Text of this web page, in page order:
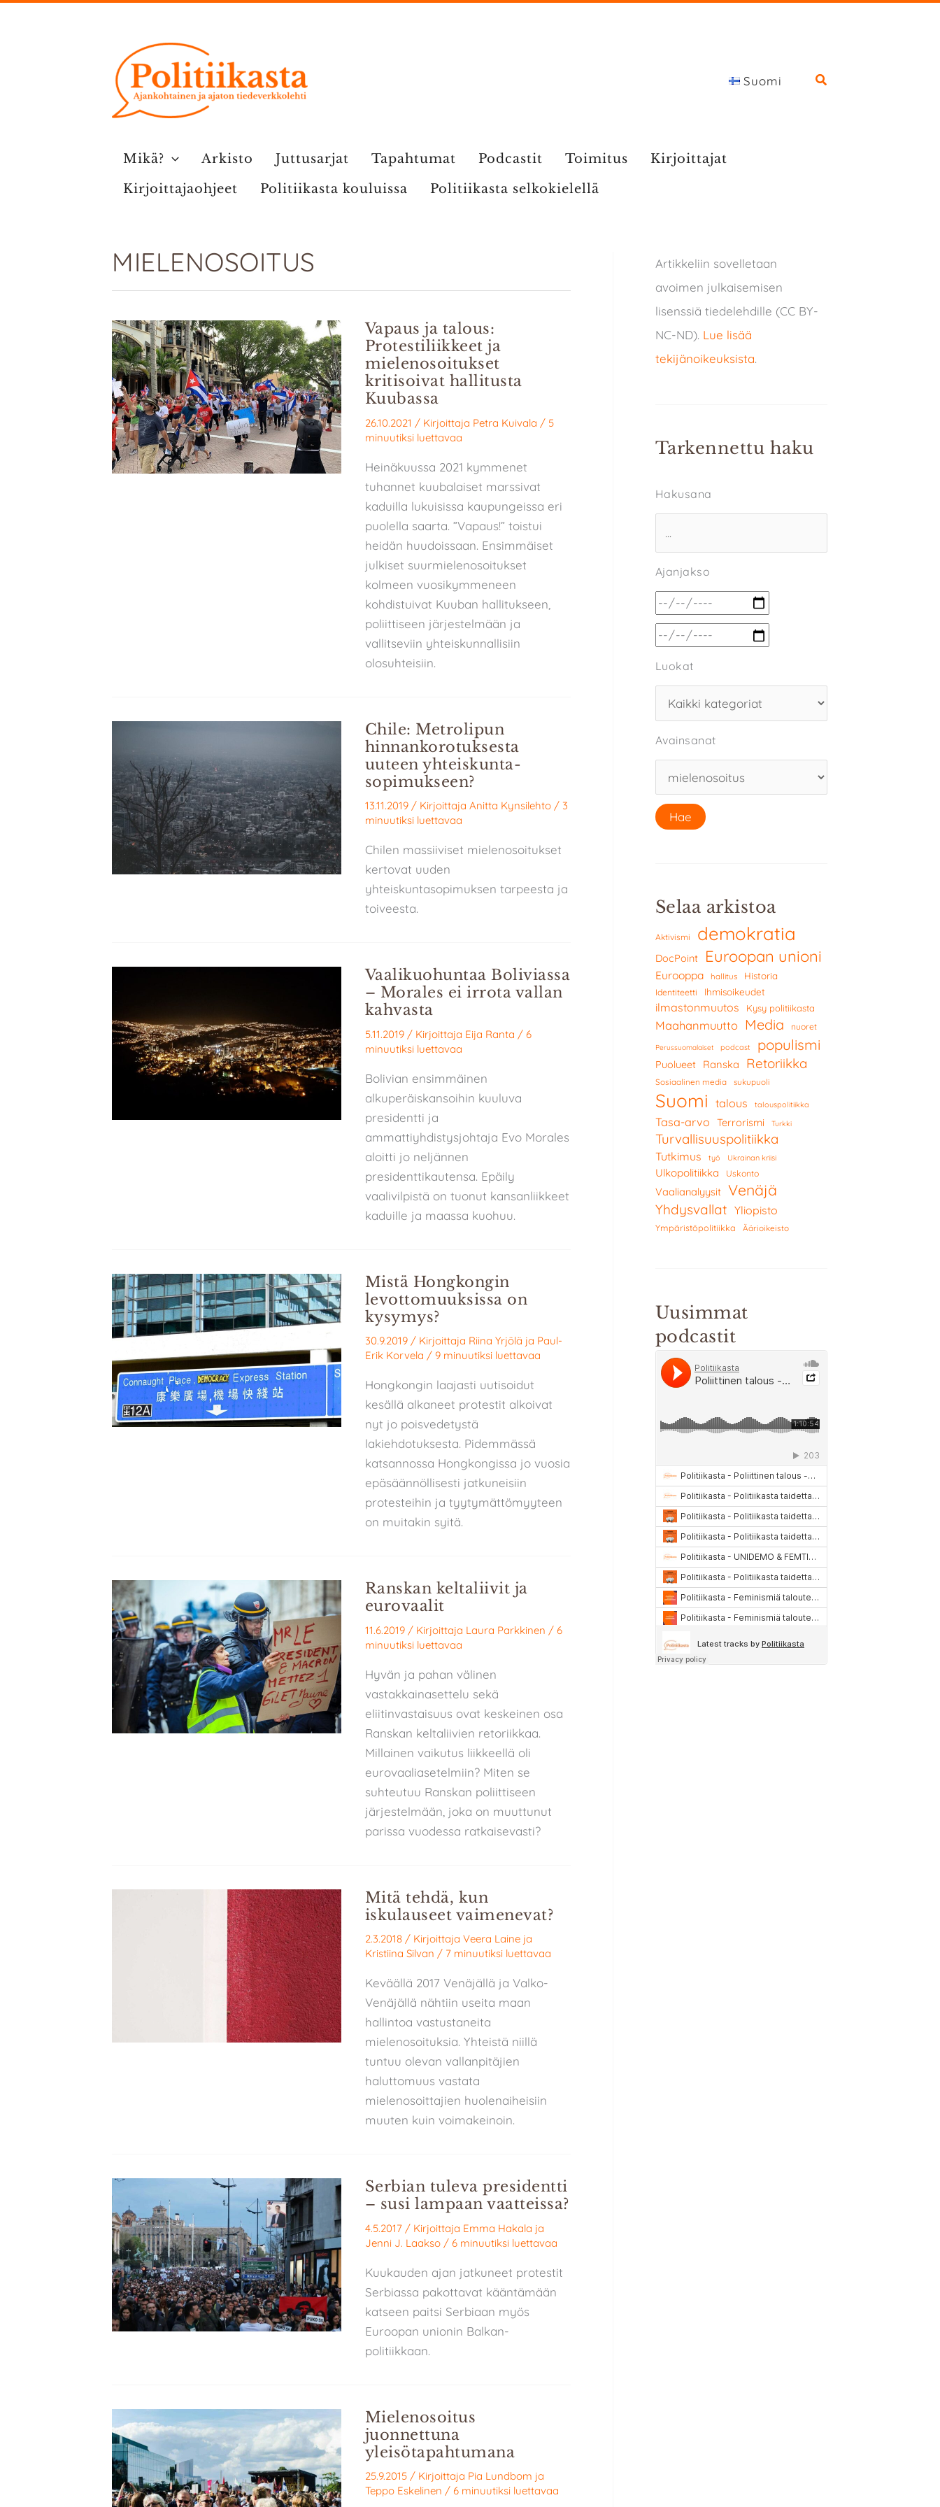
Suomi
Mikä? Arkisto Juttusarjat Tapahtumat Podcastit Toimitus
Kirjoittajat
Kirjoittajaohjeet
Politiikasta kouluissa Politiikasta selkokielellä
MIELENOSOITUS
Vapaus ja talous:
Protestiliikkeet ja
mielenosoitukset
kritisoivat hallitusta
Kuubassa
26.10.2021 / Kirjoittaja Petra Kuivala / 5
minuutiksi luettavaa
Heinäkuussa 2021 kymmenet
tuhannet kuubalaiset marssivat
kaduilla lukuisissa kaupungeissa eri
puolella saarta. ”Vapaus!” toistui
heidän huudoissaan. Ensimmäiset
julkiset suurmielenosoitukset
kolmeen vuosikymmeneen
kohdistuivat Kuuban hallitukseen,
poliittiseen järjestelmään ja
vallitseviin yhteiskunnallisiin
olosuhteisiin.
Chile: Metrolipun
hinnan­korotuksesta
uuteen yhteiskunta­
sopimukseen?
13.11.2019 / Kirjoittaja Anitta Kynsilehto/ 3
minuutiksi luettavaa
Chilen massiiviset mielenosoitukset
kertovat uuden
yhteiskuntasopimuksen tarpeesta ja
toiveesta.
Vaalikuohuntaa Boliviassa
– Morales ei irrota vallan
kahvasta
5.11.2019 / Kirjoittaja Eija Ranta / 6
minuutiksi luettavaa
Bolivian ensimmäinen
alkuperäiskansoihin kuuluva
presidentti ja
ammattiyhdistysjohtaja Evo Morales
aloitti jo neljännen
presidenttikautensa. Epäily
vaalivilpistä on tuonut kansanliikkeet
kaduille ja maassa kuohuu.
Mistä Hongkongin
levottomuuksissa on
kysymys?
30.9.2019 / Kirjoittaja Riina Yrjölä ja Paul-
Erik Korvela / 9 minuutiksi luettavaa
Hongkongin laajasti uutisoidut
kesällä alkaneet protestit alkoivat
nyt jo poisvedetystä
lakiehdotuksesta. Pidemmässä
katsannossa Hongkongissa jo vuosia
epäsäännöllisesti jatkuneisiin
protesteihin ja tyytymättömyyteen
on muitakin syitä.
Ranskan keltaliivit ja
eurovaalit
11.6.2019 / Kirjoittaja Laura Parkkinen / 6
minuutiksi luettavaa
Hyvän ja pahan välinen
vastakkainasettelu sekä
eliitinvastaisuus ovat keskeinen osa
Ranskan keltaliivien retoriikkaa.
Millainen vaikutus liikkeellä oli
eurovaaliasetelmiin? Miten se
suhteutuu Ranskan poliittiseen
järjestelmään, joka on muuttunut
parissa vuodessa ratkaisevasti?
Mitä tehdä, kun
iskulauseet vaimenevat?
2.3.2018 / Kirjoittaja Veera Laineja
Kristiina Silvan / 7 minuutiksi luettavaa
Keväällä 2017 Venäjällä ja Valko-
Venäjällä nähtiin useita maan
hallintoa vastustaneita
mielenosoituksia. Yhteistä niillä
tuntuu olevan vallanpitäjien
haluttomuus vastata
mielenosoittajien huolenaiheisiin
muuten kuin voimakeinoin.
Serbian tuleva presidentti
– susi lampaan vaatteissa?
4.5.2017 / Kirjoittaja Emma Hakala ja
Jenni J. Laakso/ 6 minuutiksi luettavaa
Kuukauden ajan jatkuneet protestit
Serbiassa pakottavat kääntämään
katseen paitsi Serbiaan myös
Euroopan unionin Balkan-
politiikkaan.
Mielenosoitus
juonnettuna
yleisötapahtumana
25.9.2015 / Kirjoittaja Pia Lundbom ja
Teppo Eskelinen / 6 minuutiksi luettavaa
Artikkeliin sovelletaan
avoimen julkaisemisen
lisenssiä tiedelehdille (CC BY-
NC-ND). Lue lisää
tekijänoikeuksista.
Tarkennettu haku
Hakusana
Ajanjakso
Luokat
Avainsanat
Selaa arkistoa
Aktivismi demokratia
DocPoint Euroopan unioni
Eurooppa hallitus Historia
Identiteetti Ihmisoikeudet
ilmastonmuutos Kysy politiikasta
Maahanmuutto Media nuoret
Perussuomalaiset podcast populismi
Puolueet Ranska Retoriikka
Sosiaalinen media sukupuoli
Suomi talous talouspolitiikka
Tasa-arvo Terrorismi Turkki
Turvallisuuspolitiikka
Tutkimus työ Ukrainan kriisi
Ulkopolitiikka Uskonto
Vaalianalyysit Venäjä
Yhdysvallat Yliopisto
Ympäristöpolitiikka Äärioikeisto
Uusimmat
podcastit